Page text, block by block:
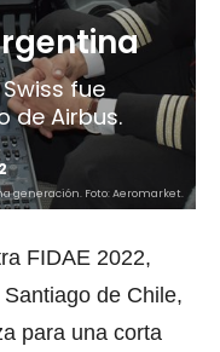
fue
de Airbus.
generación. Foto: Aeromarket.
FIDAE 2022,
de Chile,
para una corta